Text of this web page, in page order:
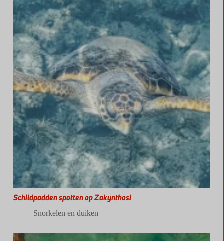
Schildpadden spotten op Zakynthos!
Snorkelen en duiken